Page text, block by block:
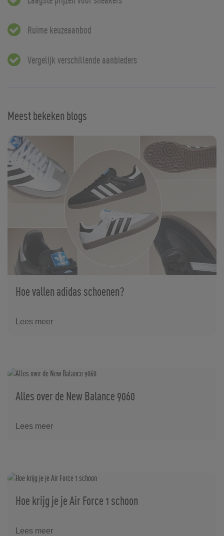
Ruime keuzeaanbod
Vergelijk verschillende aanbieders
Meest bekeken blogs
Hoe vallen adidas schoenen?
Lees meer
Alles over de New Balance 9060
Lees meer
Hoe krijg je je Air Force 1 schoon
Lees meer